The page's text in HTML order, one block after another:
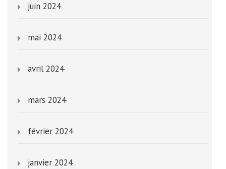
juin 2024
mai 2024
avril 2024
mars 2024
février 2024
janvier 2024